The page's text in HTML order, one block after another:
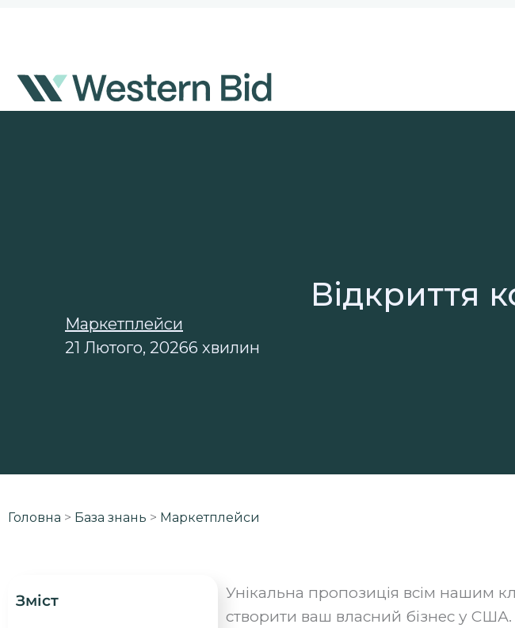
Відкриття
Маркетплейси
21 Лютого, 20266 хвилин
Головна > База знань > Маркетплейси
Зміст
Унікальна пропозиція всім нашим
створити ваш власний бізнес у